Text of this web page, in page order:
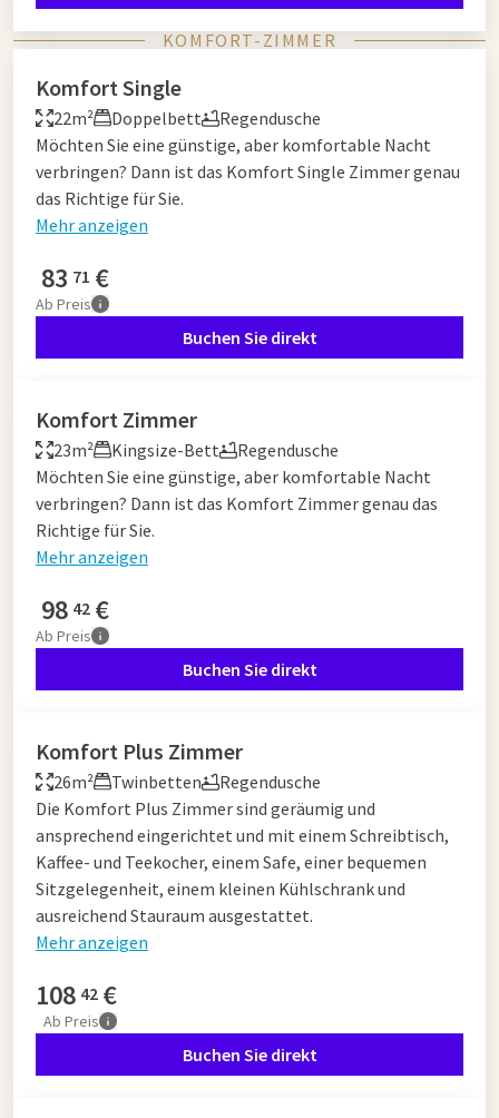
KOMFORT-ZIMMER
Komfort Single
22m² Doppelbett
Regendusche
Möchten Sie eine günstige, aber komfortable Nacht
verbringen? Dann ist das Komfort Single Zimmer genau
das Richtige für Sie.
Mehr anzeigen
83 71 €
Ab Preis
Buchen Sie direkt
Komfort Zimmer
23m² Kingsize-Bett
Regendusche
Möchten Sie eine günstige, aber komfortable Nacht
verbringen? Dann ist das Komfort Zimmer genau das
Richtige für Sie.
Mehr anzeigen
98 42 €
Ab Preis
Buchen Sie direkt
Komfort Plus Zimmer
26m² Twinbetten
Regendusche
Die Komfort Plus Zimmer sind geräumig und
ansprechend eingerichtet und mit einem Schreibtisch,
Kaffee- und Teekocher, einem Safe, einer bequemen
Sitzgelegenheit, einem kleinen Kühlschrank und
ausreichend Stauraum ausgestattet.
Mehr anzeigen
108 42 €
Ab Preis
Buchen Sie direkt